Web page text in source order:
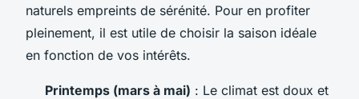
naturels empreints de sérénité. Pour en profiter
pleinement, il est utile de choisir la saison idéale
en fonction de vos intérêts.
Printemps (mars à mai) : Le climat est doux et